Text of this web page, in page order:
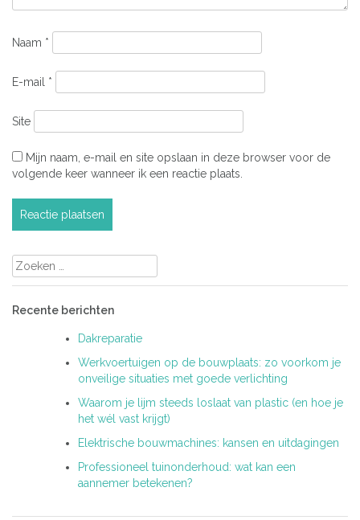
Naam *
E-mail *
Site
Mijn naam, e-mail en site opslaan in deze browser voor de
volgende keer wanneer ik een reactie plaats.
Zoeken
naar:
Recente berichten
Dakreparatie
Werkvoertuigen op de bouwplaats: zo voorkom je
onveilige situaties met goede verlichting
Waarom je lijm steeds loslaat van plastic (en hoe je
het wél vast krijgt)
Elektrische bouwmachines: kansen en uitdagingen
Professioneel tuinonderhoud: wat kan een
aannemer betekenen?